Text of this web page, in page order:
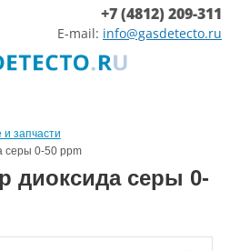
+7 (4812) 209-311
E-mail: info@gasdetecto.ru
запчасти
серы 0-50 ppm
диоксида серы 0-